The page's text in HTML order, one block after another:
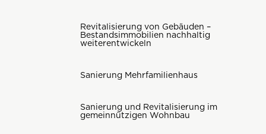
Revitalisierung von Gebäuden –
Bestandsimmobilien nachhaltig
weiterentwickeln
Sanierung Mehrfamilienhaus
Sanierung und Revitalisierung im
gemeinnützigen Wohnbau